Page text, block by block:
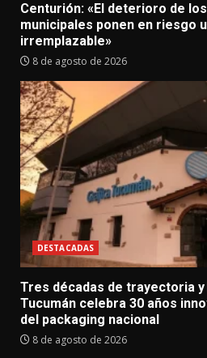
Centurión: «El deterioro de
municipales ponen en riesgo
irremplazable»
8 de agosto de 2026
DESTACADAS
Tres décadas de trayectoria
Tucumán celebra 30 años
del packaging nacional
8 de agosto de 2026